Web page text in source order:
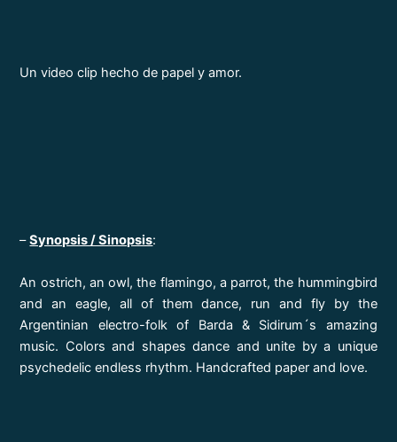
Un video clip hecho de papel y amor.
–Synopsis / Sinopsis:
An ostrich, an owl, the flamingo, a parrot, the hummingbird
and an eagle, all of them dance, run and fly by the
Argentinian electro-folk of Barda & Sidirum´s amazing
music. Colors and shapes dance and unite by a unique
psychedelic endless rhythm. Handcrafted paper and love.